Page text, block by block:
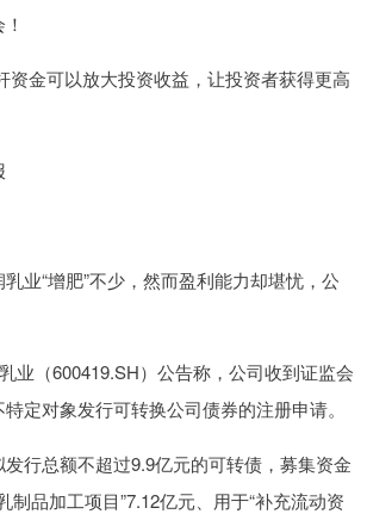
资金可以放大投资收益，让投资者获得更高
“增肥”不少，然而盈利能力却堪忧，公
（600419.SH）公告称，公司收到证监会
定对象发行可转换公司债券的注册申请。
总额不超过9.9亿元的可转债，募集资金
制品加工项目”7.12亿元、用于“补充流动资